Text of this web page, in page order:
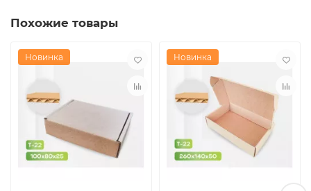
Похожие товары
Новинка Новинка